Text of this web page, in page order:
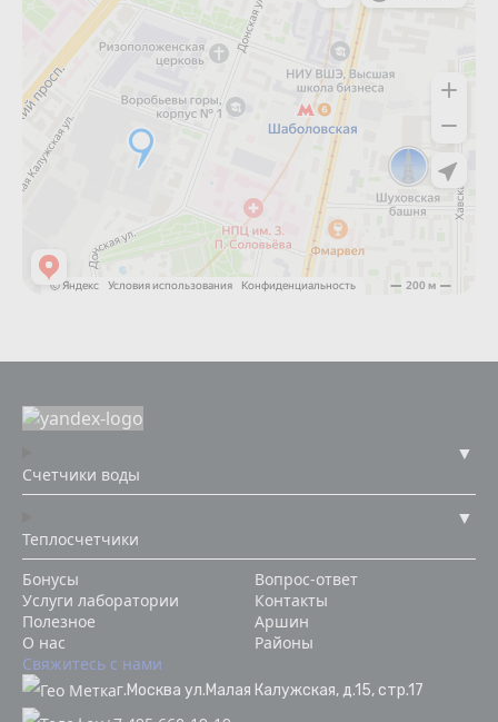
Счетчики воды
Теплосчетчики
Бонусы
Услуги лаборатории
Полезное
О нас
Вопрос-ответ
Контакты
Аршин
Районы
Свяжитесь с нами
г.Москва ул.Малая Калужская, д.15, стр.17